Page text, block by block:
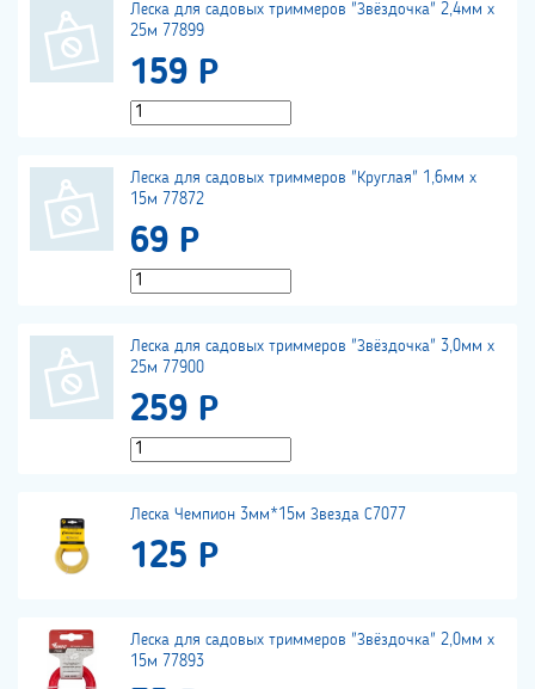
Леска для садовых триммеров "Звёздочка" 2,4мм х
25м 77899
159 Р
Леска для садовых триммеров "Круглая" 1,6мм х
15м 77872
69 Р
Леска для садовых триммеров "Звёздочка" 3,0мм х
25м 77900
259 Р
Леска Чемпион 3мм*15м Звезда С7077
125 Р
Леска для садовых триммеров "Звёздочка" 2,0мм х
15м 77893